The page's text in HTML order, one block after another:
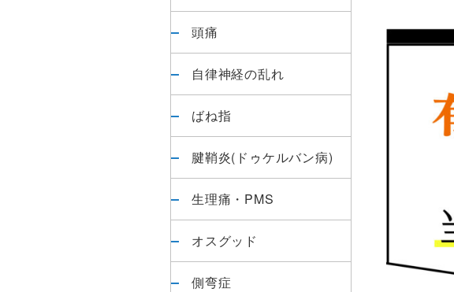
頭痛
自律神経の乱れ
ばね指
腱鞘炎(ドゥケルバン病)
生理痛・PMS
オスグッド
側弯症